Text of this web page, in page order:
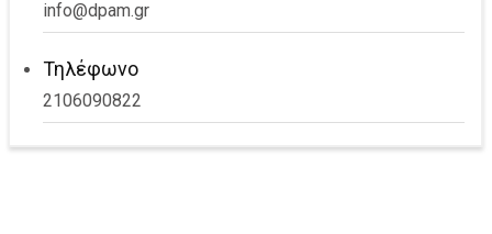
info@dpam.gr
Τηλέφωνο
2106090822